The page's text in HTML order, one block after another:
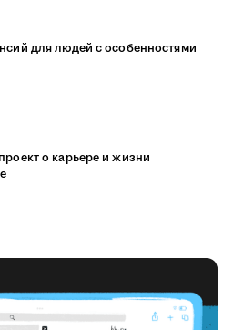
для людей с особенностями
о карьере и жизни